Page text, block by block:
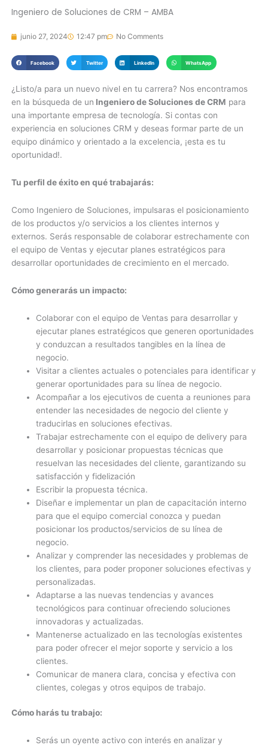
Ingeniero de Soluciones de CRM – AMBA
junio 27, 2024 12:47 pm No Comments
Facebook Twitter LinkedIn WhatsApp
¿Listo/a para un nuevo nivel en tu carrera? Nos encontramos
en la búsqueda de un Ingeniero de Soluciones de CRM para
una importante empresa de tecnología. Si contas con
experiencia en soluciones CRM y deseas formar parte de un
equipo dinámico y orientado a la excelencia, ¡esta es tu
oportunidad!.
Tu perfil de éxito en qué trabajarás:
Como Ingeniero de Soluciones, impulsaras el posicionamiento
de los productos y/o servicios a los clientes internos y
externos. Serás responsable de colaborar estrechamente con
el equipo de Ventas y ejecutar planes estratégicos para
desarrollar oportunidades de crecimiento en el mercado.
Cómo generarás un impacto:
Colaborar con el equipo de Ventas para desarrollar y
ejecutar planes estratégicos que generen oportunidades
y conduzcan a resultados tangibles en la línea de
negocio.
Visitar a clientes actuales o potenciales para identificar y
generar oportunidades para su línea de negocio.
Acompañar a los ejecutivos de cuenta a reuniones para
entender las necesidades de negocio del cliente y
traducirlas en soluciones efectivas.
Trabajar estrechamente con el equipo de delivery para
desarrollar y posicionar propuestas técnicas que
resuelvan las necesidades del cliente, garantizando su
satisfacción y fidelización
Escribir la propuesta técnica.
Diseñar e implementar un plan de capacitación interno
para que el equipo comercial conozca y puedan
posicionar los productos/servicios de su línea de
negocio.
Analizar y comprender las necesidades y problemas de
los clientes, para poder proponer soluciones efectivas y
personalizadas.
Adaptarse a las nuevas tendencias y avances
tecnológicos para continuar ofreciendo soluciones
innovadoras y actualizadas.
Mantenerse actualizado en las tecnologías existentes
para poder ofrecer el mejor soporte y servicio a los
clientes.
Comunicar de manera clara, concisa y efectiva con
clientes, colegas y otros equipos de trabajo.
Cómo harás tu trabajo:
Serás un oyente activo con interés en analizar y